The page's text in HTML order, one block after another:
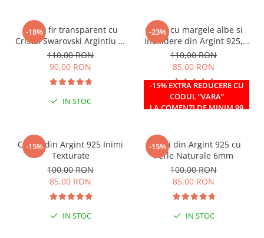
-18%
Colier fir transparent cu
Cristal Swarovski Argintiu in
Caseta din Argint 925
110,00 RON
90,00 RON
IN STOC
-23%
-15% EXTRA REDUCERE CU
CODUL ”VARA”
LA COMENZI DE MINIM 99
Colier cu margele albe si
inchidere din Argint 925,
reglabil 38-41 cm
110,00 RON
85,00 RON
IN STOC
-15%
Cercei din Argint 925 Inimi
Texturate
100,00 RON
85,00 RON
IN STOC
-15%
Cercei din Argint 925 cu
Perle Naturale 6mm
100,00 RON
85,00 RON
IN STOC